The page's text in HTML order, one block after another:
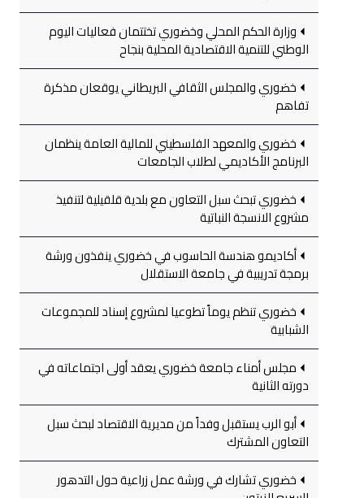
وزارة الحكم المحلي وخضوري تختتمان فعاليات اليوم
الوطني للتنمية الاقتصادية المحلية بنجاح
خضوري والمجلس الثقافي البريطاني يوقعان مذكرة
تفاهم
خضوري والمعهد الفلسطيني للمالية العامة ينظمان
البرنامج الأكاديمي لطلاب الجامعات
خضوري تبحث سبل التعاون مع بلدية قلقيلية لتنفيذ
مشروع الانسجة النباتية
أكاديمو هندسة الحاسوب في خضوري ينفذون ورشة
برمجة تدريبية في جامعة الاستقلال
خضوري تنظم يوماً تطوعيا لمشروع إسناد للمجموعات
الشبابية
مجلس أمناء جامعة خضوري يعقد أولى اجتماعاته في
دورته الثانية
أبو الرب يستقبل وفداً من مديرية الاقتصاد لبحث سبل
التعاون المشترك
خضوري تشارك في ورشة عمل زراعية حول التدهور